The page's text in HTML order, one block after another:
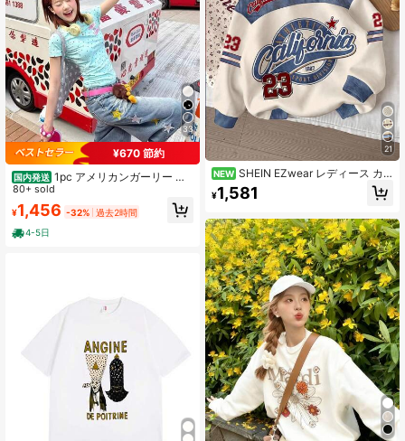
33
¥670 節約
国内発送 1pc アメリカンガーリー オ
リジナルTシャツ オールオーバー柄
ピクセルアニメ ドット拼色 長袖フィ
ット インスタ映え
80+ sold
¥1,456 -32% 過去2時間
4-5日
21
NEW SHEIN EZwear レディース カ
ジュアル フーデッドスウェットシャ
ツ、秋冬ウェア、ストライプ、ヴィ
け、ストリートウェア、日常通勤、
デート、集まり、秋冬/夏、クリスマ
ス、新年、感謝祭、パーティー、結
婚式、ビーチ、卒業式など様々なシ
ーンに適しています、ファッショナ
ブルでエレガント、カジュアルで多
用途、お出かけ、デート、大学に適
しています
¥1,581